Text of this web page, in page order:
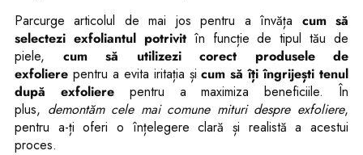
Parcurge articolul de mai jos pentru a învăța cum să
selectezi exfoliantul potrivitîn funcție de tipul tău de
piele, cum să utilizezi corect produsele de
exfoliere pentru a evita iritația șicum să îți îngrijești tenul
după exfolierepentru a maximiza beneficiile. În
plus, demontăm cele mai comune mituri despre exfoliere,
pentru a-ți oferi o înțelegere clară și realistă a acestui
proces.